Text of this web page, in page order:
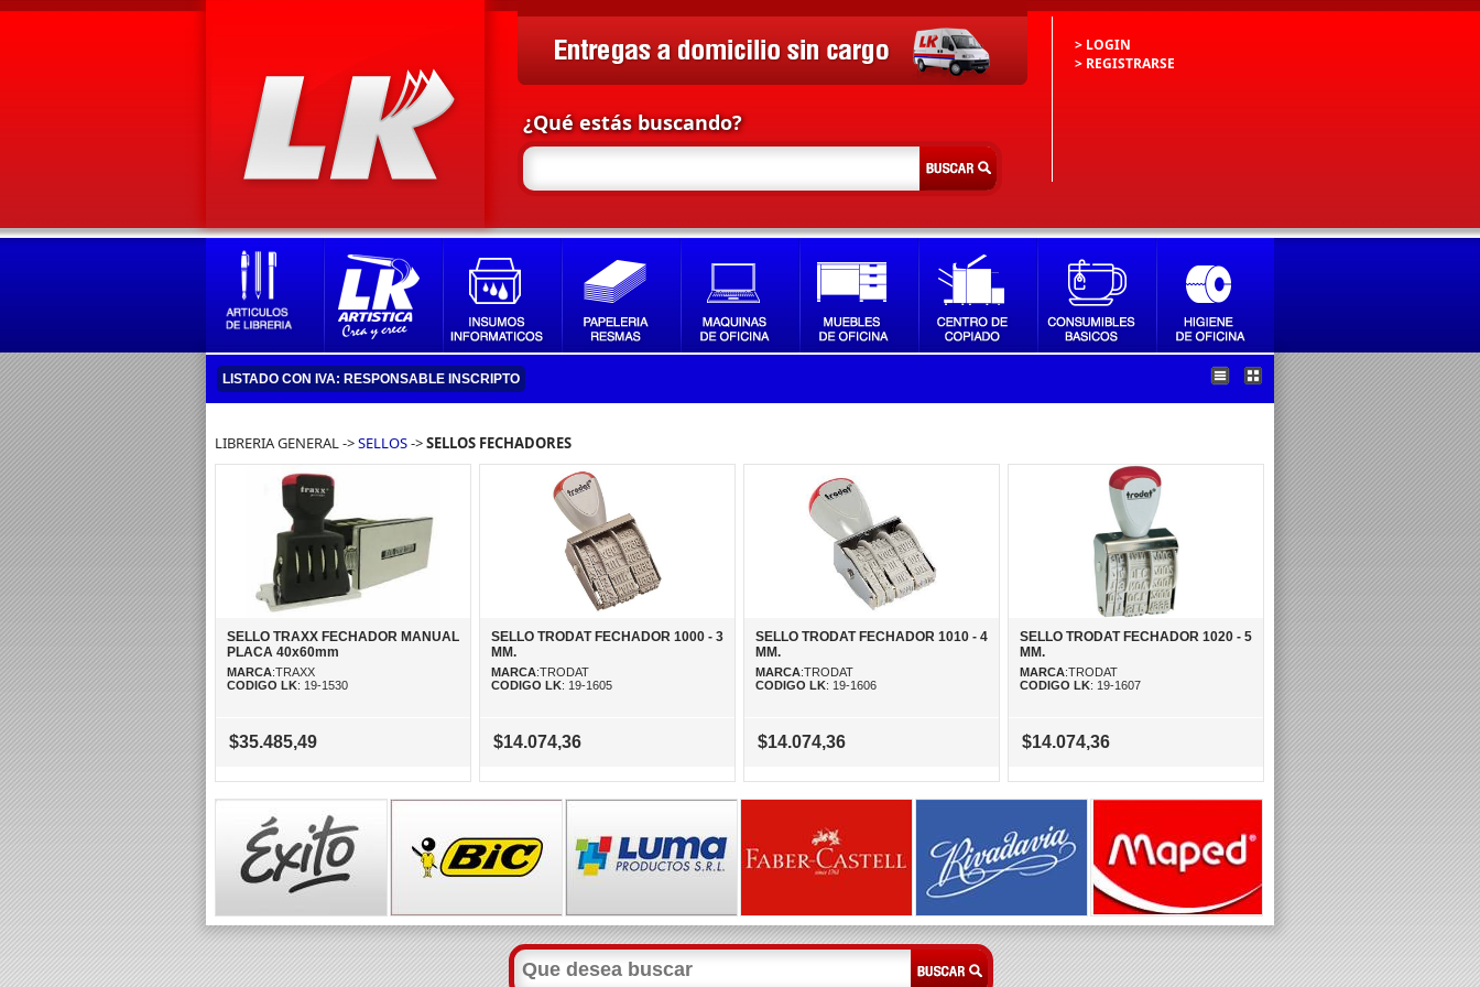
¿Qué estás buscando?
> LOGIN
> REGISTRARSE
LISTADO CON IVA: RESPONSABLE INSCRIPTO
LIBRERIA GENERAL ->SELLOS->SELLOS FECHADORES
SELLO TRAXX FECHADOR MANUAL
PLACA 40x60mm
MARCA:TRAXX
CODIGO LK: 19-1530
$35.485,49
SELLO TRODAT FECHADOR 1000 - 3
MM.
MARCA:TRODAT
CODIGO LK: 19-1605
$14.074,36
SELLO TRODAT FECHADOR 1010 - 4
MM.
MARCA:TRODAT
CODIGO LK: 19-1606
$14.074,36
SELLO TRODAT FECHADOR 1020 - 5
MM.
MARCA:TRODAT
CODIGO LK: 19-1607
$14.074,36